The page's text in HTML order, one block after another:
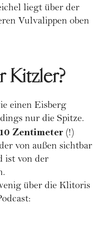
liegt über der
Vulvalippen oben
Kitzler?
einen Eisberg
nur die Spitze.
Zentimeter (!)
von außen sichtbar
ist von der
über die Klitoris